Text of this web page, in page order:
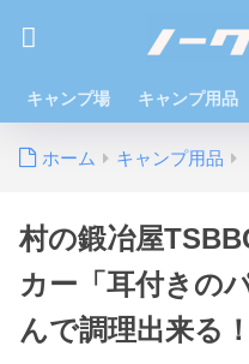
キャンプ場 キャンプ用品
ホーム キャンプ用品
村の鍛冶屋
カー「耳付きの
んで調理出来る！